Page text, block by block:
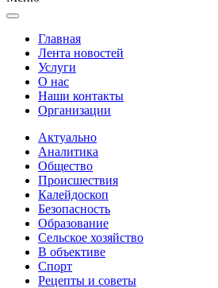
Главная
Лента новостей
Услуги
О нас
Наши контакты
Организации
Актуально
Аналитика
Общество
Происшествия
Калейдоскоп
Безопасность
Образование
Сельское хозяйство
В объективе
Спорт
Рецепты и советы